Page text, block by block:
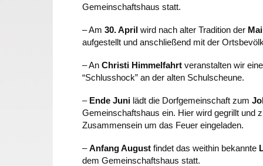
Gemeinschaftshaus statt.
– Am 30. April wird nach alter Tradition der
aufgestellt und anschließend mit der
– An Christi Himmelfahrt veranstalten wir
“Schlusshock” an der alten Schulscheune.
– Ende Juni lädt die Dorfgemeinschaft zum
Gemeinschaftshaus ein. Hier wird gegrillt und
Zusammensein um das Feuer eingeladen.
–Anfang August findet das weithin bekannte
dem Gemeinschaftshaus statt.